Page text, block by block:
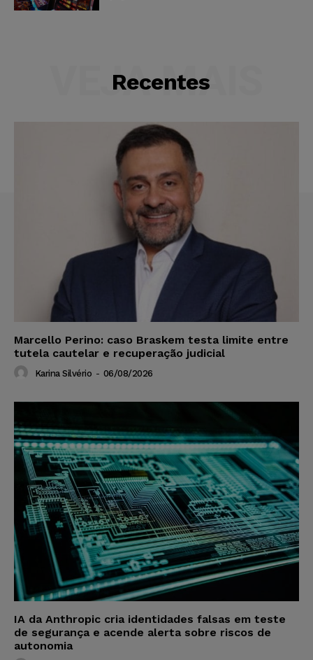
Recentes
VEJA MAIS
Marcello Perino: caso Braskem testa limite entre
tutela cautelar e recuperação judicial
Karina Silvério - 06/08/2026
IA da Anthropic cria identidades falsas em teste
de segurança e acende alerta sobre riscos de
autonomia